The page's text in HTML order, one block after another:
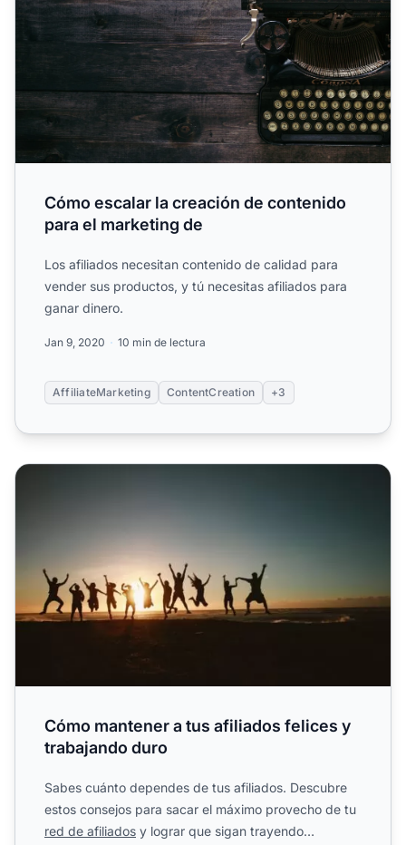
Cómo escalar la creación de contenido
para el marketing de
Los afiliados necesitan contenido de calidad para
vender sus productos, y tú necesitas afiliados para
ganar dinero.
Jan 9, 2020 10 min de lectura
AffiliateMarketing ContentCreation +3
Cómo mantener a tus afiliados felices y trabajando duro
Cómo mantener a tus afiliados felices y
trabajando duro
Sabes cuánto dependes de tus afiliados. Descubre
estos consejos para sacar el máximo provecho de tu
red de afiliados y lograr que sigan trayendo